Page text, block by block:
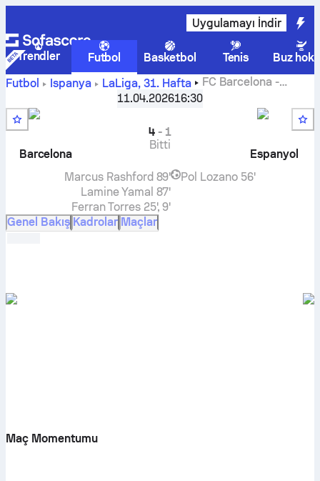
Uygulamayı İndir
Trendler Futbol Basketbol Tenis
Buz
Futbol
İspanya LaLiga, 31. Hafta FC Barcelona -
canlı skor, H2H sonuçları, puan durumu ve
tahminleri
11.04.202616:30
Barcelona
4- 1
Bitti
Espanyol
Marcus Rashford 89'
Lamine Yamal 87'
Ferran Torres 25', 9'
Pol Lozano 56'
Genel Bakış Kadrolar Maçlar
Maç Momentumu